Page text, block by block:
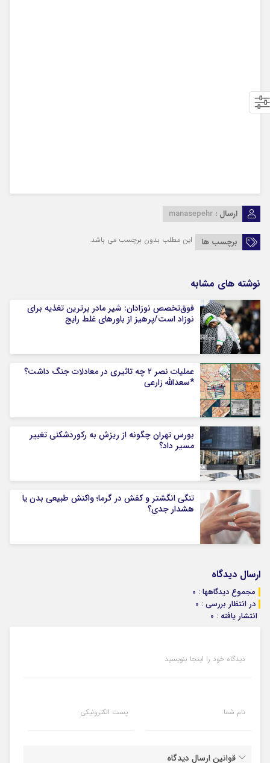
ارسال : manasepehr
برچسب ها این مطلب بدون برچسب می باشد.
نوشته های مشابه
فوق‌تخصص نوزادان: شیر مادر برترین تغذیه برای
نوزاد است/پرهیز از باورهای غلط رایج
عملیات نصر ۲ چه تاثیری در معادلات جنگ داشت؟
*سعدالله زارعی
بورس تهران چگونه از ریزش به رکوردشکنی تغییر
مسیر داد؟
تنگی انگشتر و کفش در گرما؛ واکنش طبیعی بدن یا
هشدار جدی؟
ارسال دیدگاه
مجموع دیدگاهها : 0
در انتظار بررسی : 0
انتشار یافته : 0
دیدگاه خود را اینجا بنویسید
نام شما پست الکترونیکی
قوانین ارسال دیدگاه